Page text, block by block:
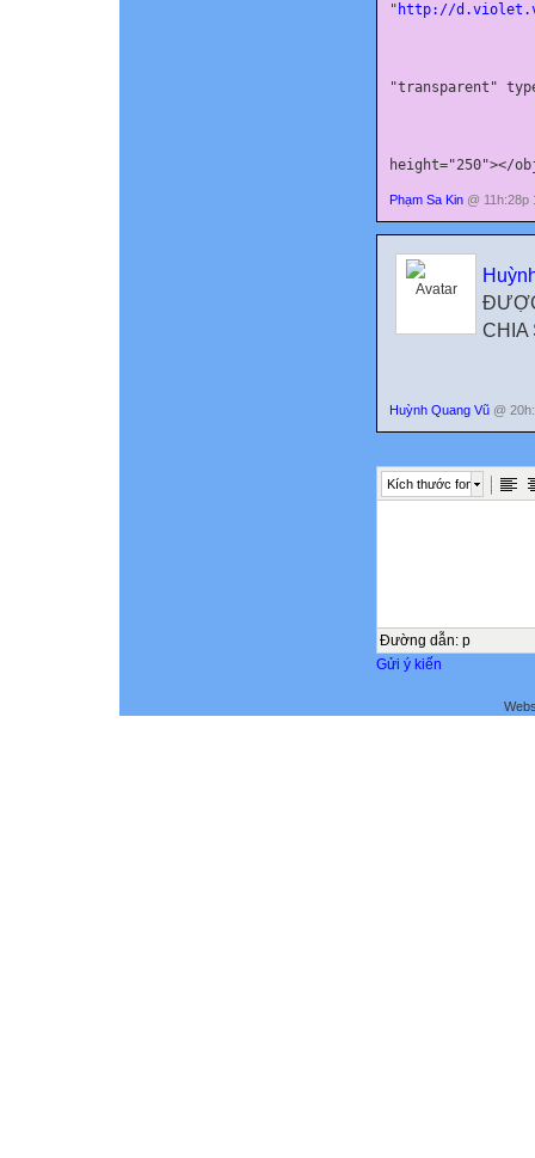
" http://
"transparent"
height="250"></
Phạm Sa Kin @ 11h:28p
CHIA
Huỳnh Quang Vũ @
Kích thước font
Đường dẫn: p
Gửi ý kiến